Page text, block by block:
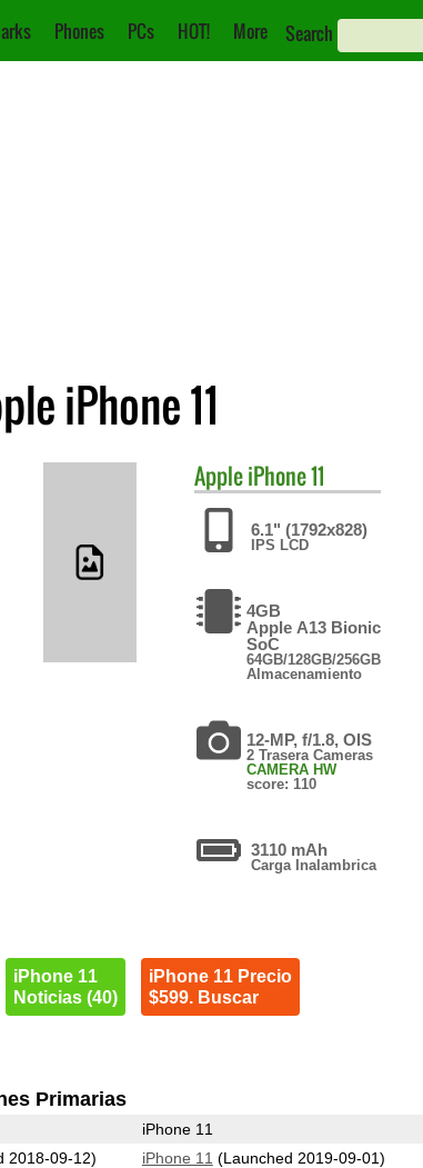
Phones PCs HOT! More Search
iPhone 11
AppleiPhone 11
6.1" (1792x828)
IPS LCD
4GB
Apple A13 Bionic
SoC
64GB/128GB/256GB
Almacenamiento
12-MP, f/1.8, OIS
2 Trasera Cameras
CAMERA HW
score: 110
3110 mAh
Carga Inalambrica
iPhone 11
Noticias (40)
iPhone 11 Precio
$599. Buscar
Primarias
iPhone 11
2018-09-12) iPhone 11 (Launched 2019-09-01)